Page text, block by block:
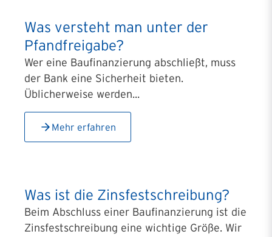
Was versteht man unter der
Pfandfreigabe?
Wer eine Baufinanzierung abschließt, muss
der Bank eine Sicherheit bieten.
Üblicherweise werden...
Mehr erfahren
Was ist die Zinsfestschreibung?
Beim Abschluss einer Baufinanzierung ist die
Zinsfestschreibung eine wichtige Größe. Wir